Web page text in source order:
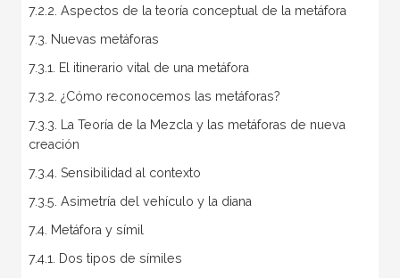
7.2.2. Aspectos de la teoría conceptual de la metáfora
7.3. Nuevas metáforas
7.3.1. El itinerario vital de una metáfora
7.3.2. ¿Cómo reconocemos las metáforas?
7.3.3. La Teoría de la Mezcla y las metáforas de nueva
creación
7.3.4. Sensibilidad al contexto
7.3.5. Asimetría del vehículo y la diana
7.4. Metáfora y símil
7.4.1. Dos tipos de símiles